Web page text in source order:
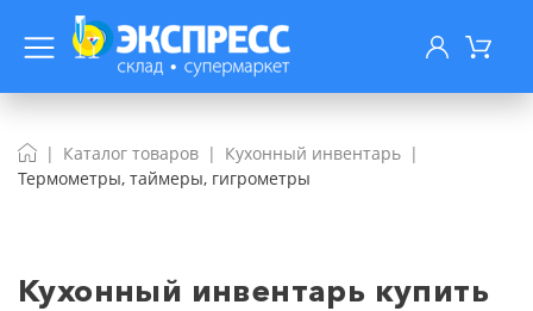
Каталог товаров
Кухонный инвентарь
Термометры, таймеры, гигрометры
Кухонный инвентарь купить